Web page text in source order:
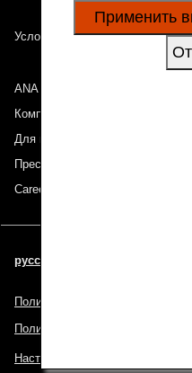
Условия перевозки
ANA Group
Компании группы
Для инвесторов
Пресс-релизы
Careers (English Only)
русский | Russia (Выберите
Политика конфиденциальности
Политика в отношении файлов
Настройки файлов cookie
соответствует
виде веб-сайтов,
Применить